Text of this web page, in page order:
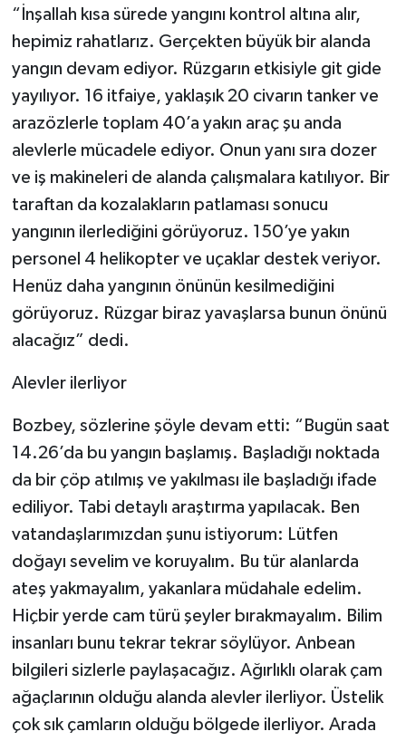
“İnşallah kısa sürede yangını kontrol altına alır,
hepimiz rahatlarız. Gerçekten büyük bir alanda
yangın devam ediyor. Rüzgarın etkisiyle git gide
yayılıyor. 16 itfaiye, yaklaşık 20 civarın tanker ve
arazözlerle toplam 40’a yakın araç şu anda
alevlerle mücadele ediyor. Onun yanı sıra dozer
ve iş makineleri de alanda çalışmalara katılıyor. Bir
taraftan da kozalakların patlaması sonucu
yangının ilerlediğini görüyoruz. 150’ye yakın
personel 4 helikopter ve uçaklar destek veriyor.
Henüz daha yangının önünün kesilmediğini
görüyoruz. Rüzgar biraz yavaşlarsa bunun önünü
alacağız” dedi.
Alevler ilerliyor
Bozbey, sözlerine şöyle devam etti: “Bugün saat
14.26’da bu yangın başlamış. Başladığı noktada
da bir çöp atılmış ve yakılması ile başladığı ifade
ediliyor. Tabi detaylı araştırma yapılacak. Ben
vatandaşlarımızdan şunu istiyorum: Lütfen
doğayı sevelim ve koruyalım. Bu tür alanlarda
ateş yakmayalım, yakanlara müdahale edelim.
Hiçbir yerde cam türü şeyler bırakmayalım. Bilim
insanları bunu tekrar tekrar söylüyor. Anbean
bilgileri sizlerle paylaşacağız. Ağırlıklı olarak çam
ağaçlarının olduğu alanda alevler ilerliyor. Üstelik
çok sık çamların olduğu bölgede ilerliyor. Arada